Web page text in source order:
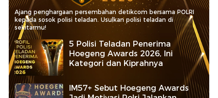
Ajang penghargaan persembahan detikcom bersama POLRI
kepada sosok polisi teladan. Usulkan polisi teladan di
sekitarmu!
5 Polisi Teladan Penerima
Hoegeng Awards 2026, Ini
Kategori dan Kiprahnya
IM57+ Sebut Hoegeng Awards